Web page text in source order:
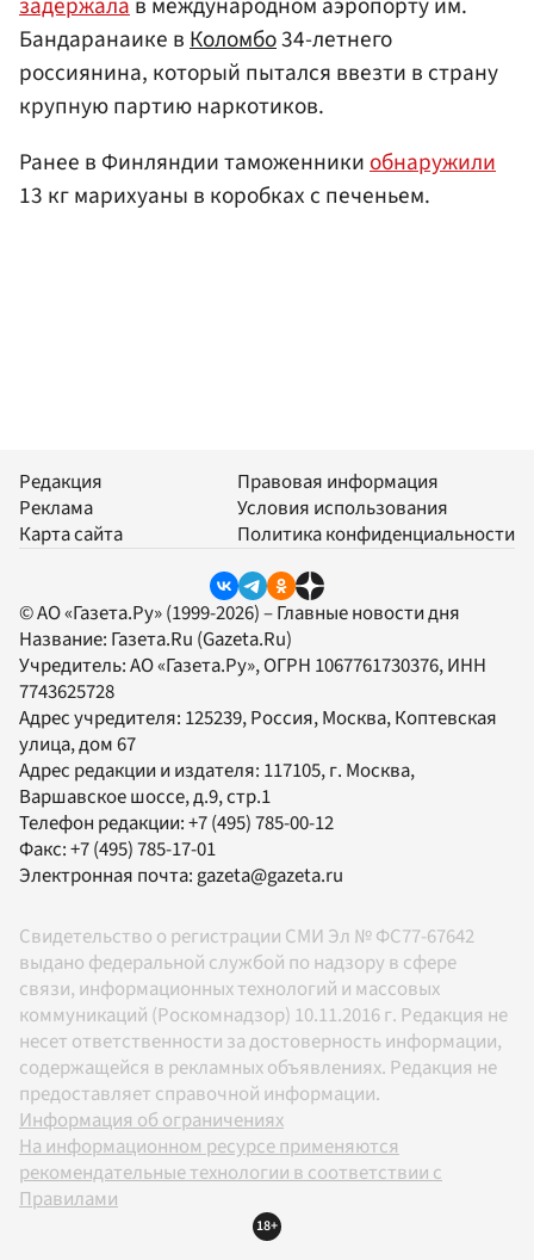
Бандаранаике вКоломбо34-летнего
россиянина, который пытался ввезти в страну
крупную партию наркотиков.
Ранее в Финляндии таможенникиобнаружили
13 кг марихуаны в коробках с печеньем.
Редакция
Реклама
Карта сайта
Правовая информация
Условия использования
Политика конфиденциальности
© АО «Газета.Ру» (1999-2026) – Главные новости дня
Название: Газета.Ru (Gazeta.Ru)
Учредитель:АО «Газета.Ру», ОГРН 1067761730376, ИНН
7743625728
Адрес учредителя: 125239, Россия, Москва, Коптевская
улица, дом 67
Адрес редакции и издателя: 117105, г. Москва,
Варшавское шоссе, д.9, стр.1
Телефон редакции:+7 (495) 785-00-12
Факс:+7 (495) 785-17-01
Электронная почта:gazeta@gazeta.ru
Свидетельство о регистрации СМИ Эл № ФС77-67642
выдано федеральной службой по надзору в сфере
связи, информационных технологий и массовых
коммуникаций (Роскомнадзор) 10.11.2016 г. Редакция не
несет ответственности за достоверность информации,
содержащейся в рекламных объявлениях. Редакция не
предоставляет справочной информации.
Информация об ограничениях
На информационном ресурсе применяются
рекомендательные технологии в соответствии с
Правилами
18+